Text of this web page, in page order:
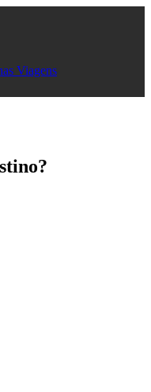
Viagens